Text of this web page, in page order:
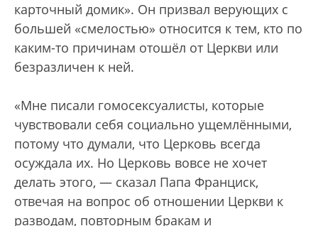
карточный домик». Он призвал верующих с
большей «смелостью» относится к тем, кто по
каким-то причинам отошёл от Церкви или
безразличен к ней.
«Мне писали гомосексуалисты, которые
чувствовали себя социально ущемлёнными,
потому что думали, что Церковь всегда
осуждала их. Но Церковь вовсе не хочет
делать этого, — сказал Папа Франциск,
отвечая на вопрос об отношении Церкви к
разводам, повторным бракам и